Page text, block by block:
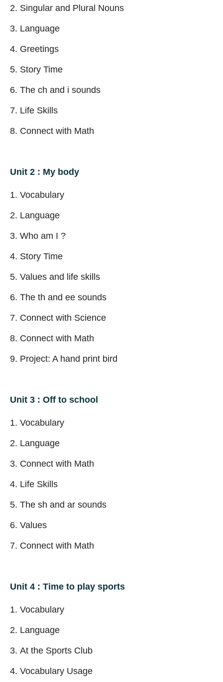
Singular and Plural Nouns
Language
Greetings
Story Time
The ch and i sounds
Life Skills
Connect with Math
Unit 2 : My body
Vocabulary
Language
Who am I ?
Story Time
Values and life skills
The th and ee sounds
Connect with Science
Connect with Math
Project: A hand print bird
Unit 3 : Off to school
Vocabulary
Language
Connect with Math
Life Skills
The sh and ar sounds
Values
Connect with Math
Unit 4 : Time to play sports
Vocabulary
Language
At the Sports Club
Vocabulary Usage